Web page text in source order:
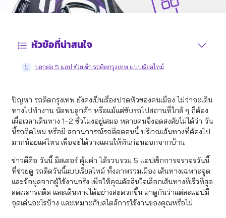
หัวข้อที่น่าสนใจ
1. บอกต่อ 5 แอป ช่วยเช็ก รถติดกรุงเทพ แบบเรียลไทม์
ปัญหา รถติดกรุงเทพ ยังคงเป็นเรื่องปวดหัวของคนเมือง ไม่ว่าจะเดิน
ทางไปทำงาน นัดพบลูกค้า หรือแม้แต่ขับรถไปสถานที่ใกล้ ๆ ก็ต้อง
เผื่อเวลาเดินทาง 1–2 ชั่วโมงอยู่เสมอ หลายคนจึงอดสงสัยไม่ได้ว่า วัน
นี้รถติดไหม หรือมี สถานการณ์รถติดตอนนี้ บริเวณเส้นทางที่ต้องไป
มากน้อยแค่ไหน เพื่อจะได้วางแผนให้ทันก่อนออกจากบ้าน
ข่าวดีคือ วันนี้ มิสเตอร์ คุ้มค่า ได้รวบรวม 5 แอปเช็กการจราจรวันนี้
ที่ช่วยดู รถติดวันนี้แบบเรียลไทม์ ทั้งภาพรวมเมือง เส้นทางเฉพาะจุด
และข้อมูลจากผู้ใช้งานจริง เพื่อให้คุณตัดสินใจเลือกเส้นทางที่เร็วที่สุด
ลดเวลารถติด และเดินทางได้อย่างสะดวกขึ้น มาดูกันว่าแต่ละแอปมี
จุดเด่นอะไรบ้าง และเหมาะกับสไตล์การใช้งานของคุณหรือไม่